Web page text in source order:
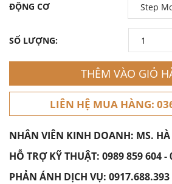
ĐỘNG CƠ
SỐ LƯỢNG:
THÊM VÀO GIỎ
LIÊN HỆ MUA HÀNG:
NHÂN VIÊN KINH DOANH: MS. HÀ
HỖ TRỢ KỸ THUẬT: 0989 859 604-
PHẢN ÁNH DỊCH VỤ: 0917.688.393